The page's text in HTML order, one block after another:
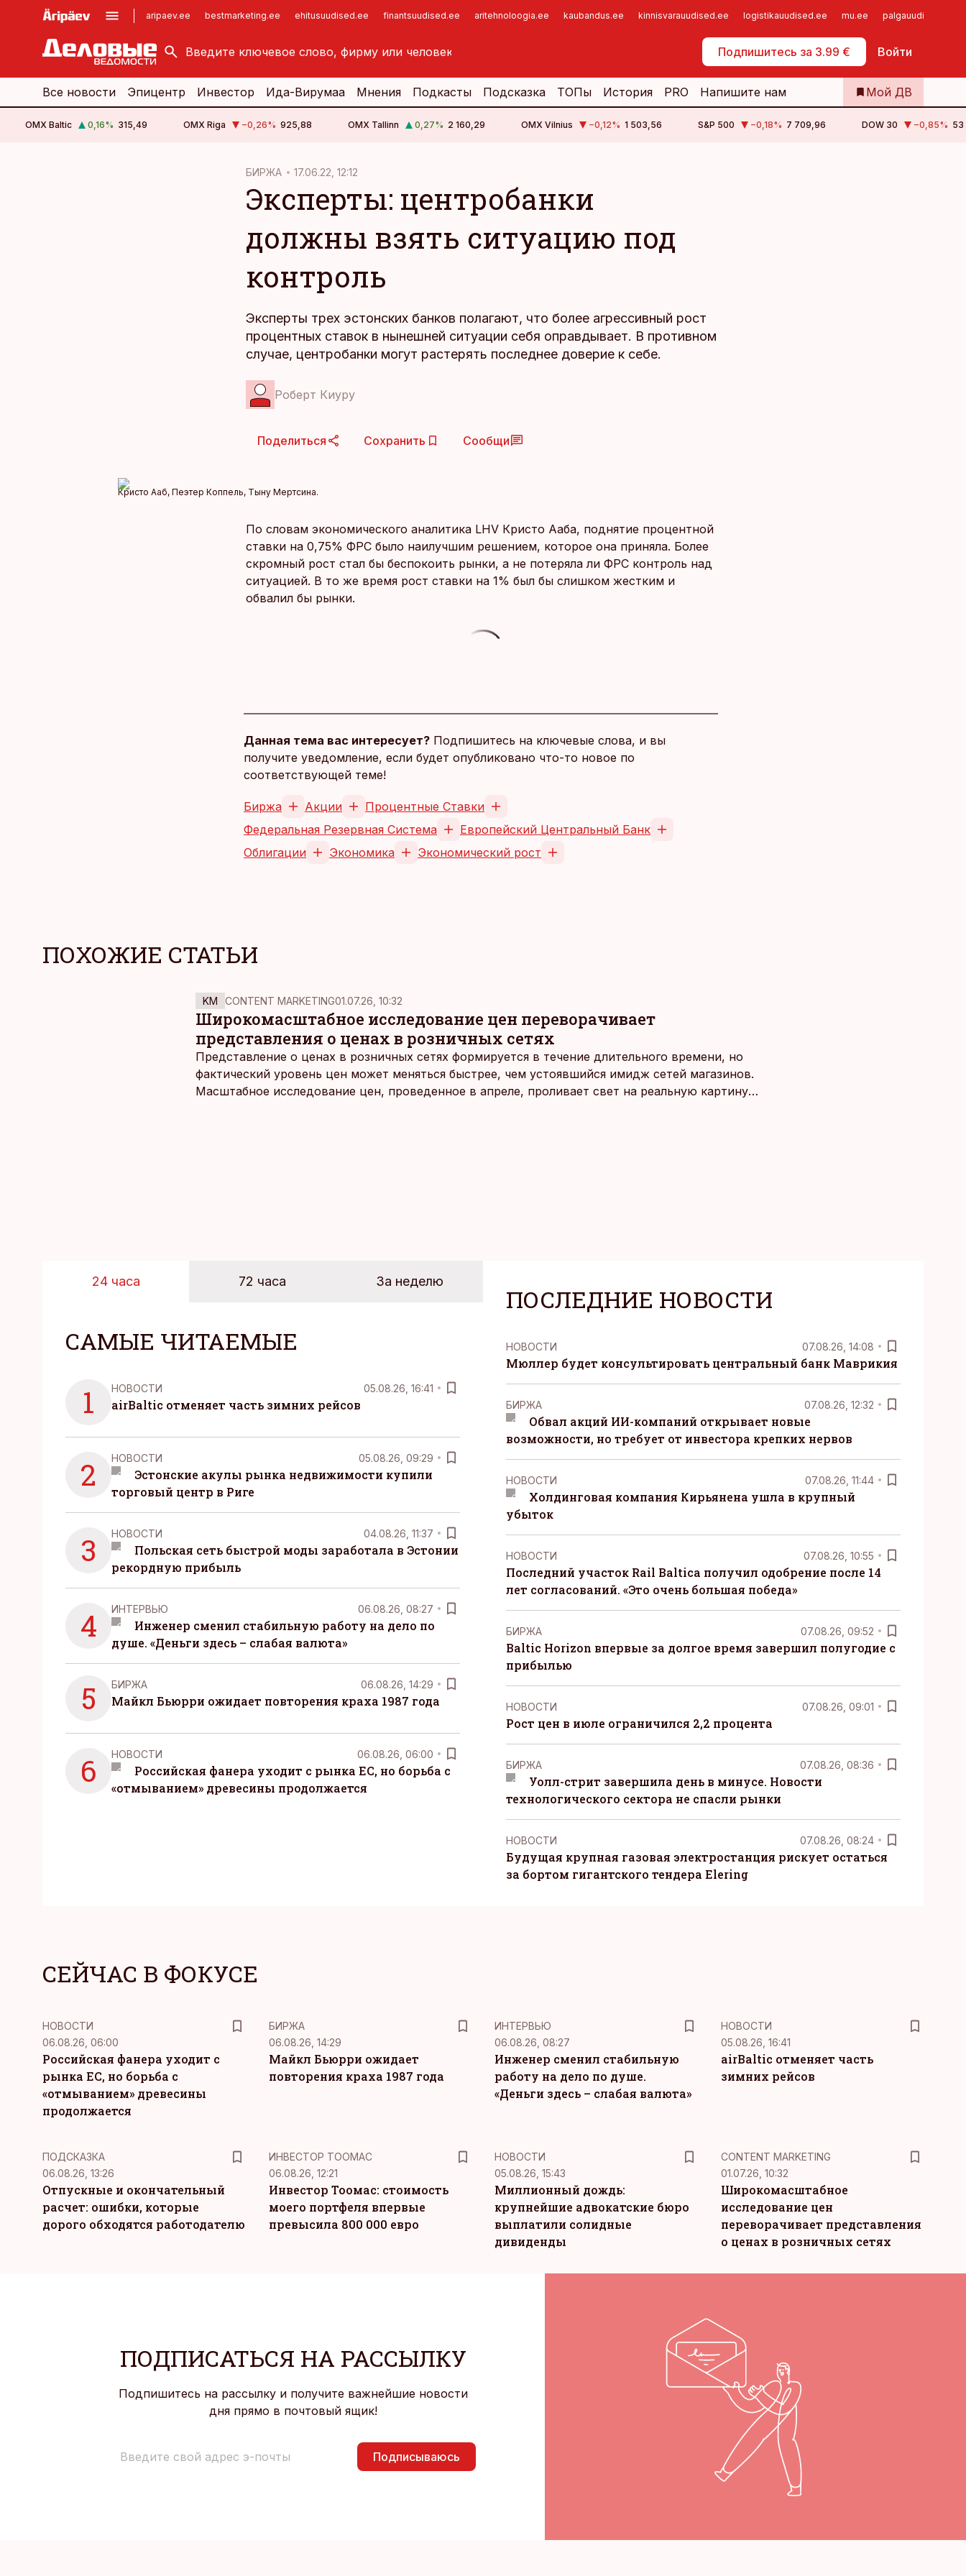
aripaev.ee bestmarketing.ee ehitusuudised.ee finantsuudised.ee aritehnoloogia.ee kaubandus.ee kinnisvarauudised.ee logistikauudised.ee mu.ee palgauudised.ee
Подпишитесь за 3.99 € Войти
kinnisvarauudised.ee
logistikauudised.ee
imelineajalugu.ee
Самообслуживание
Все новости Эпицентр Инвестор Ида-Вирумаа Мнения Подкасты Подсказка ТОПы История PRO Напишите нам Мой ДВ
OMX Baltic 0,16% 315,49 OMX Riga −0,26% 925,88 OMX Tallinn 0,27% 2 160,29 OMX Vilnius −0,12% 1 503,56 S&P 500 −0,18% 7 709,96 DOW 30 −0,85% 53
БИРЖА 17.06.22, 12:12
Эксперты: центробанки
должны взять ситуацию под
контроль
Эксперты трех эстонских банков полагают, что более агрессивный рост
процентных ставок в нынешней ситуации себя оправдывает. В противном
случае, центробанки могут растерять последнее доверие к себе.
Роберт Киуру
Поделиться Сохранить Сообщи
Кристо Ааб, Пеэтер Коппель, Тыну Мертсина.
По словам экономического аналитика LHV Кристо Ааба, поднятие процентной
ставки на 0,75% ФРС было наилучшим решением, которое она приняла. Более
скромный рост стал бы беспокоить рынки, а не потеряла ли ФРС контроль над
ситуацией. В то же время рост ставки на 1% был бы слишком жестким и
обвалил бы рынки.
Данная тема вас интересует? Подпишитесь на ключевые слова, и вы
получите уведомление, если будет опубликовано что-то новое по
соответствующей теме!
Биржа Акции
Процентные Ставки
Федеральная Резервная Система
Европейский Центральный Банк
Облигации
Экономика Экономический рост
ПОХОЖИЕ СТАТЬИ
KM CONTENT MARKETING01.07.26, 10:32
Широкомасштабное исследование цен переворачивает
представления о ценах в розничных сетях
Представление о ценах в розничных сетях формируется в течение длительного времени, но
фактический уровень цен может меняться быстрее, чем устоявшийся имидж сетей магазинов.
Масштабное исследование цен, проведенное в апреле, проливает свет на реальную картину
24 часа 72 часа За неделю
САМЫЕ ЧИТАЕМЫЕ
1 НОВОСТИ 05.08.26, 16:41
airBaltic отменяет часть зимних рейсов
2 НОВОСТИ 05.08.26, 09:29
Эстонские акулы рынка недвижимости купили
торговый центр в Риге
3 НОВОСТИ 04.08.26, 11:37
Польская сеть быстрой моды заработала в Эстонии
рекордную прибыль
4 ИНТЕРВЬЮ 06.08.26, 08:27
Инженер сменил стабильную работу на дело по
душе. «Деньги здесь – слабая валюта»
5 БИРЖА 06.08.26, 14:29
Майкл Бьюрри ожидает повторения краха 1987 года
6 НОВОСТИ 06.08.26, 06:00
Российская фанера уходит с рынка ЕС, но борьба с
«отмыванием» древесины продолжается
ПОСЛЕДНИЕ НОВОСТИ
НОВОСТИ 07.08.26, 14:08
Мюллер будет консультировать центральный банк Маврикия
БИРЖА 07.08.26, 12:32
Обвал акций ИИ-компаний открывает новые
возможности, но требует от инвестора крепких нервов
НОВОСТИ 07.08.26, 11:44
Холдинговая компания Кирьянена ушла в крупный
убыток
НОВОСТИ 07.08.26, 10:55
Последний участок Rail Baltica получил одобрение после 14
лет согласований. «Это очень большая победа»
БИРЖА 07.08.26, 09:52
Baltic Horizon впервые за долгое время завершил полугодие с
прибылью
НОВОСТИ 07.08.26, 09:01
Рост цен в июле ограничился 2,2 процента
БИРЖА 07.08.26, 08:36
Уолл-стрит завершила день в минусе. Новости
технологического сектора не спасли рынки
НОВОСТИ 07.08.26, 08:24
Будущая крупная газовая электростанция рискует остаться
за бортом гигантского тендера Elering
СЕЙЧАС В ФОКУСЕ
НОВОСТИ
06.08.26, 06:00
Российская фанера уходит с
рынка ЕС, но борьба с
«отмыванием» древесины
продолжается
БИРЖА
06.08.26, 14:29
Майкл Бьюрри ожидает
повторения краха 1987 года
ИНТЕРВЬЮ
06.08.26, 08:27
Инженер сменил стабильную
работу на дело по душе.
«Деньги здесь – слабая валюта»
НОВОСТИ
05.08.26, 16:41
airBaltic отменяет часть
зимних рейсов
ПОДСКАЗКА
06.08.26, 13:26
Отпускные и окончательный
расчет: ошибки, которые
дорого обходятся работодателю
ИНВЕСТОР ТООМАС
06.08.26, 12:21
Инвестор Тоомас: стоимость
моего портфеля впервые
превысила 800 000 евро
НОВОСТИ
05.08.26, 15:43
Миллионный дождь:
крупнейшие адвокатские бюро
выплатили солидные
дивиденды
KM
CONTENT MARKETING
01.07.26, 10:32
Широкомасштабное
исследование цен
переворачивает представления
о ценах в розничных сетях
ПОДПИСАТЬСЯ НА РАССЫЛКУ
Подпишитесь на рассылку и получите важнейшие новости
дня прямо в почтовый ящик!
Подписываюсь